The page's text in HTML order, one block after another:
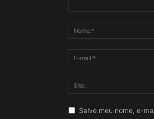
Salve meu nome, e-